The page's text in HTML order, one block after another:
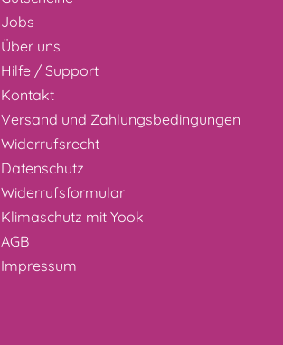
Jobs
Über uns
Hilfe / Support
Kontakt
Versand und Zahlungsbedingungen
Widerrufsrecht
Datenschutz
Widerrufsformular
Klimaschutz mit Yook
AGB
Impressum